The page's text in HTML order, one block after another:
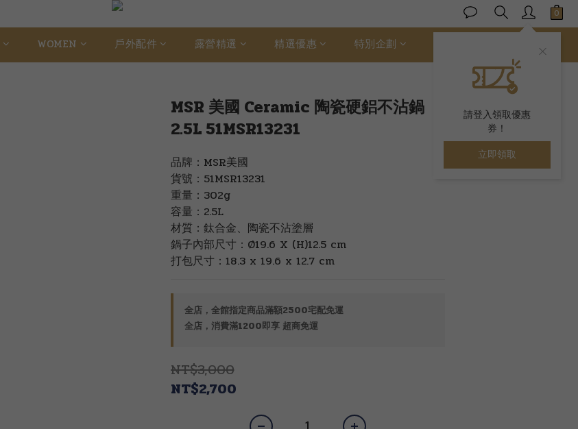
請登入領取優惠
券！
立即領取
WOMEN 戶外配件 露營精選 精選優惠 特別企劃
MSR 美國 Ceramic 陶瓷硬鋁不沾鍋
2.5L 51MSR13231
品牌：MSR美國
貨號：51MSR13231
重量：302g
容量：2.5L
材質：鈦合金、陶瓷不沾塗層
鍋子內部尺寸：Ø19.6 X (H)12.5 cm
打包尺寸：18.3 x 19.6 x 12.7 cm
全店，全館指定商品滿額2500宅配免運
全店，消費滿1200即享 超商免運
NT$3,000
NT$2,700
立即購買